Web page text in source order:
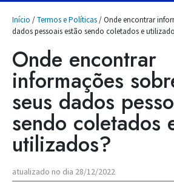
Início /Termos e Políticas/ Onde encontrar
dados pessoais estão sendo coletados e
Onde encontrar
informações
seus dados
sendo coletados
utilizados?
atualizado no dia 28/12/2022